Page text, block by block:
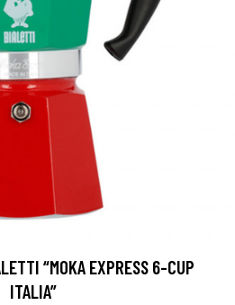
“MOKA EXPRESS 6-CUP
ITALIA”